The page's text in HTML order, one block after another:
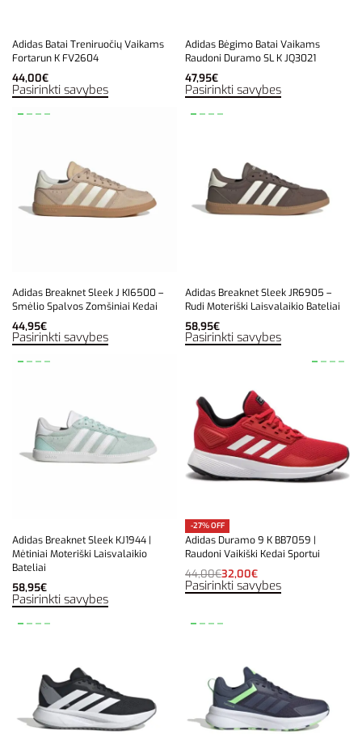
Adidas Batai Treniruočių Vaikams
Fortarun K FV2604
44,00€
Pasirinkti savybes
Adidas Bėgimo Batai Vaikams
Raudoni Duramo SL K JQ3021
47,95€
Pasirinkti savybes
Adidas Breaknet Sleek J KI6500 –
Smėlio Spalvos Zomšiniai Kedai
44,95€
Pasirinkti savybes
Adidas Breaknet Sleek JR6905 –
Rudi Moteriški Laisvalaikio Bateliai
58,95€
Pasirinkti savybes
Adidas Breaknet Sleek KJ1944 |
Mėtiniai Moteriški Laisvalaikio
Bateliai
58,95€
Pasirinkti savybes
-27% OFF
Adidas Duramo 9 K BB7059 |
Raudoni Vaikiški Kedai Sportui
44,00€32,00€
Pasirinkti savybes